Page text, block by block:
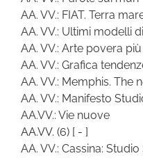
AA. VV.: FIAT. Terra
AA. VV.: Ultimi modelli
AA. VV.: Arte povera
AA. VV.: Grafica
AA. VV.: Memphis. The
AA. VV.: Manifesto
AA.VV.: Vie nuove
AA.VV. (6) [ - ]
AA. VV.: Cassina: